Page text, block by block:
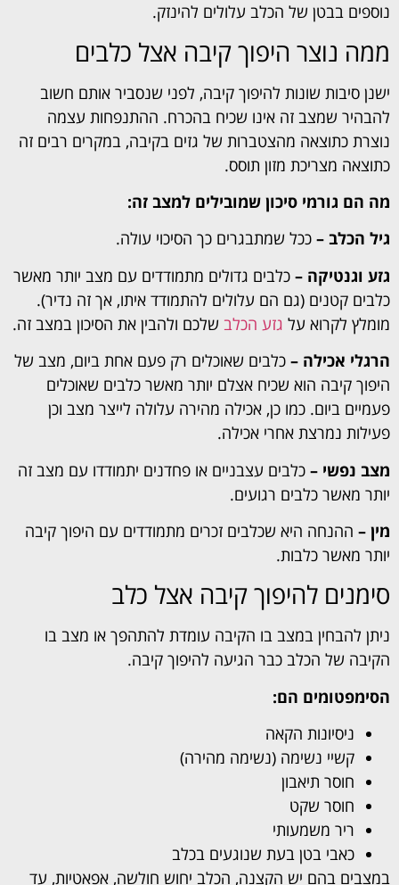
נוספים בבטן של הכלב עלולים להינזק.
ממה נוצר היפוך קיבה אצל כלבים
ישנן סיבות שונות להיפוך קיבה, לפני שנסביר אותם חשוב
להבהיר שמצב זה אינו שכיח בהכרח. ההתנפחות עצמה
נוצרת כתוצאה מהצטברות של גזים בקיבה, במקרים רבים זה
כתוצאה מצריכת מזון תוסס.
מה הם גורמי סיכון שמובילים למצב זה:
גיל הכלב – ככל שמתבגרים כך הסיכוי עולה.
גזע וגנטיקה – כלבים גדולים מתמודדים עם מצב יותר מאשר
כלבים קטנים (גם הם עלולים להתמודד איתו, אך זה נדיר).
מומלץ לקרוא על גזע הכלב שלכם ולהבין את הסיכון במצב זה.
הרגלי אכילה – כלבים שאוכלים רק פעם אחת ביום, מצב של
היפוך קיבה הוא שכיח אצלם יותר מאשר כלבים שאוכלים
פעמיים ביום. כמו כן, אכילה מהירה עלולה לייצר מצב וכן
פעילות נמרצת אחרי אכילה.
מצב נפשי – כלבים עצבניים או פחדנים יתמודדו עם מצב זה
יותר מאשר כלבים רגועים.
מין – ההנחה היא שכלבים זכרים מתמודדים עם היפוך קיבה
יותר מאשר כלבות.
סימנים להיפוך קיבה אצל כלב
ניתן להבחין במצב בו הקיבה עומדת להתהפך או מצב בו
הקיבה של הכלב כבר הגיעה להיפוך קיבה.
הסימפטומים הם:
ניסיונות הקאה
קשיי נשימה (נשימה מהירה)
חוסר תיאבון
חוסר שקט
ריר משמעותי
כאבי בטן בעת שנוגעים בכלב
במצבים בהם יש הקצנה, הכלב יחוש חולשה, אפאטיות, עד